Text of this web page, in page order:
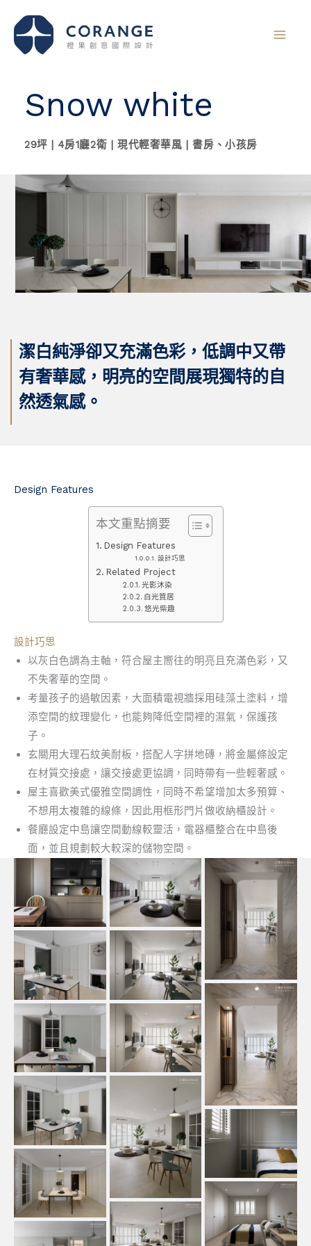
Snow white
29坪 | 4房1廳2衛 | 現代輕奢華風 | 書房、小孩房
潔白純淨卻又充滿色彩，低調中又帶
有奢華感，明亮的空間展現獨特的自
然透氣感。
Design Features
本文重點摘要
Design Features
設計巧思
Related Project
光影沐染
白光質居
悠光柴趣
設計巧思
以灰白色調為主軸，符合屋主嚮往的明亮且充滿色彩，又
不失奢華的空間。
考量孩子的過敏因素，大面積電視牆採用硅藻土塗料，增
添空間的紋理變化，也能夠降低空間裡的濕氣，保護孩
子。
玄關用大理石紋美耐板，搭配人字拼地磚，將金屬條設定
在材質交接處，讓交接處更協調，同時帶有一些輕奢感。
屋主喜歡美式優雅空間調性，同時不希望增加太多預算、
不想用太複雜的線條，因此用框形門片做收納櫃設計。
餐廳設定中島讓空間動線較靈活，電器櫃整合在中島後
面，並且規劃較大較深的儲物空間。